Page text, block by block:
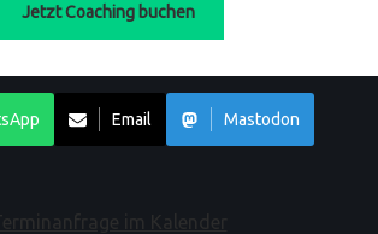
Jetzt Coaching buchen
Email Mastodon
Terminanfrage im Kalender